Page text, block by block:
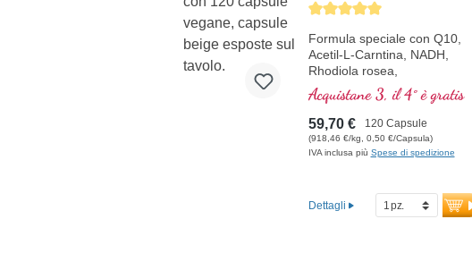
Average rating of 5 out of 5 stars
Formula speciale con Q10,
Acetil-L-Carntina, NADH,
Rhodiola rosea,
Fosfatidilserina, Glutatione,
Cordyceps e rame, che
contribuisce al normale
metabolismo di energia (sotto
forma di ATP nella catena
Acquistane 3, il 4° è gratis
59,70 € 120 Capsule
(918,46 €/kg, 0,50 €/Capsula)
IVA inclusa più Spese di spedizione
Dettagli